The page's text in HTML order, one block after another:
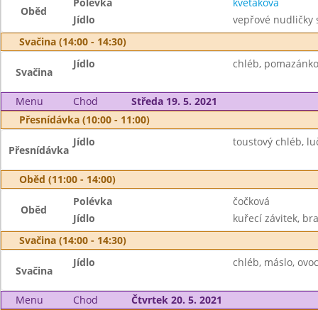
Oběd
Jídlo
vepřové nudličky
Svačina (14:00 - 14:30)
Svačina
Jídlo chléb,
Menu Chod
Středa 19. 5. 2021
Přesnídávka (10:00 - 11:00)
Přesnídávka
Jídlo toustový chléb,
Oběd (11:00 - 14:00)
Oběd
Polévka
čočková
Jídlo
kuřecí závitek,
Svačina (14:00 - 14:30)
Svačina
Jídlo chléb, máslo,
Menu Chod
Čtvrtek 20. 5. 2021